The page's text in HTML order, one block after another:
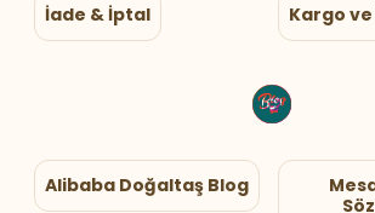
İade & İptal Kargo
Alibaba Doğaltaş Blog